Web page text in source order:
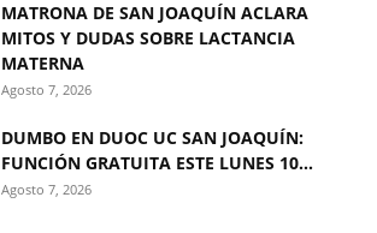
MATRONA DE SAN JOAQUÍN ACLARA
MITOS Y DUDAS SOBRE LACTANCIA
MATERNA
Agosto 7, 2026
DUMBO EN DUOC UC SAN JOAQUÍN:
FUNCIÓN GRATUITA ESTE LUNES 10...
Agosto 7, 2026